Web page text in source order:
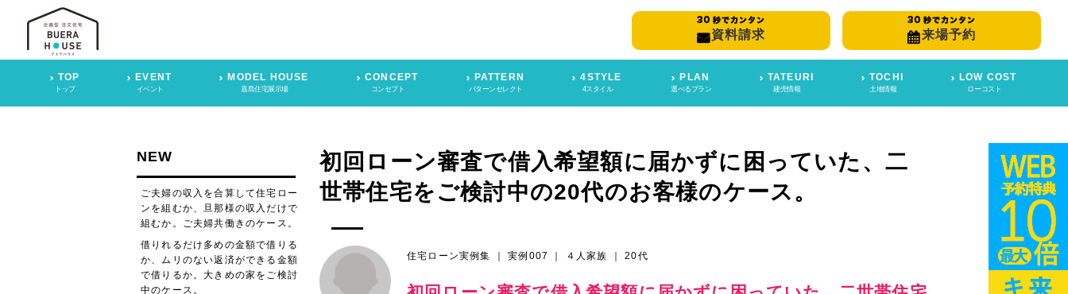
資料請求 来場予約
TOP
トップ
EVENT
イベント
MODEL HOUSE
嘉島住宅展示場
CONCEPT
コンセプト
PATTERN
パターンセレクト
4STYLE
4スタイル
PLAN
選べるプラン
TATEURI
建売情報
TOCHI
土地情報
LOW COST
ローコスト
初回ローン審査で借入希望額に届かずに困っていた、二
世帯住宅をご検討中の20代のお客様のケース。
住宅ローン実例集 ｜実例007 ｜ ４人家族 ｜20代
NEW
ご夫婦の収入を合算して住宅ロー
ンを組むか、旦那様の収入だけで
組むか。ご夫婦共働きのケース。
借りれるだけ多めの金額で借りる
か、ムリのない返済ができる金額
で借りるか。大きめの家をご検討
中のケース。